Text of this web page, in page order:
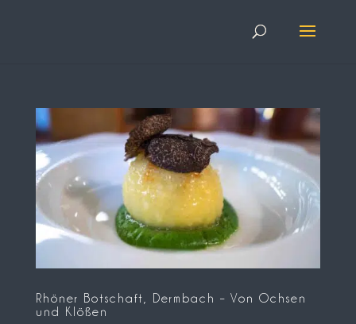
Rhöner Botschaft, Dermbach – Von Ochsen
und Klößen